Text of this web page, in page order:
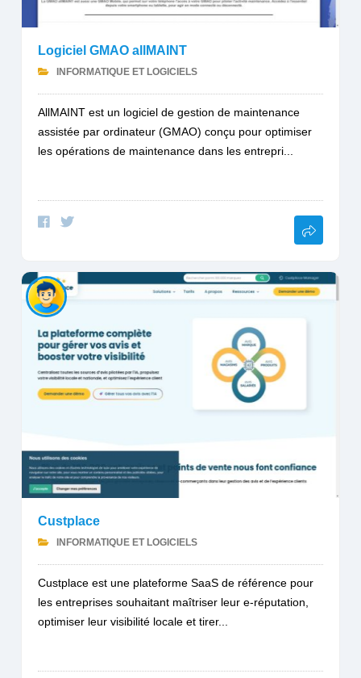
Logiciel GMAO allMAINT
INFORMATIQUE ET LOGICIELS
AllMAINT est un logiciel de gestion de maintenance
assistée par ordinateur (GMAO) conçu pour optimiser
les opérations de maintenance dans les entrepri...
Custplace
INFORMATIQUE ET LOGICIELS
Custplace est une plateforme SaaS de référence pour
les entreprises souhaitant maîtriser leur e-réputation,
optimiser leur visibilité locale et tirer...